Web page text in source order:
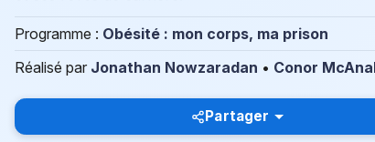
Programme : Obésité : mon corps, ma prison
Réalisé par Jonathan Nowzaradan • Conor
Partager